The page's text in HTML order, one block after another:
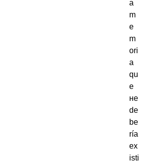
a
m
e
m
ori
a
qu
e
не
de
be
ría
ex
isti